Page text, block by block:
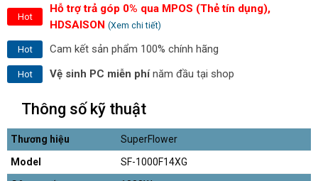
Hot
Hỗ trợ trả góp 0% qua MPOS (Thẻ tín dụng),
HDSAISON (Xem chi tiết)
Hot Cam kết sản phẩm 100% chính hãng
Hot Vệ sinh PC miễn phínăm đầu tại shop
Thông số kỹ thuật
Thương hiệu
SuperFlower
Model
SF-1000F14XG